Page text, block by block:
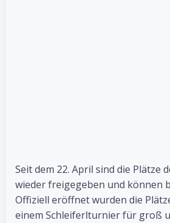
Seit dem 22. April sind die Plätze
wieder freigegeben und können
Offiziell eröffnet wurden die
einem Schleiferlturnier für groß